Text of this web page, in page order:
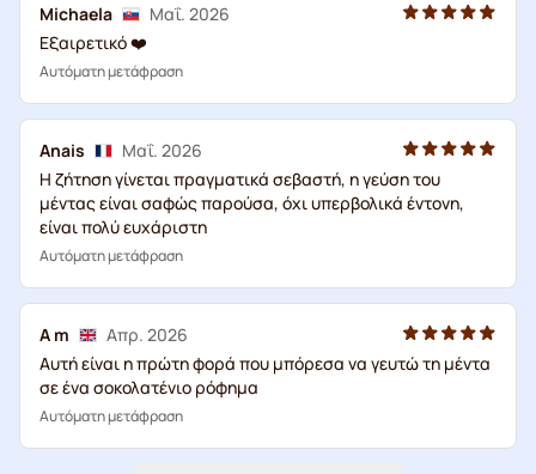
Michaela
Μαΐ. 2026
Εξαιρετικό ❤️
Αυτόματη μετάφραση
Anais
Μαΐ. 2026
Η ζήτηση γίνεται πραγματικά σεβαστή, η γεύση του
μέντας είναι σαφώς παρούσα, όχι υπερβολικά έντονη,
είναι πολύ ευχάριστη
Αυτόματη μετάφραση
A m
Απρ. 2026
Αυτή είναι η πρώτη φορά που μπόρεσα να γευτώ τη μέντα
σε ένα σοκολατένιο ρόφημα
Αυτόματη μετάφραση